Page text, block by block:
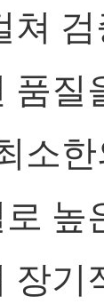
쳐
품질
소
높
장기